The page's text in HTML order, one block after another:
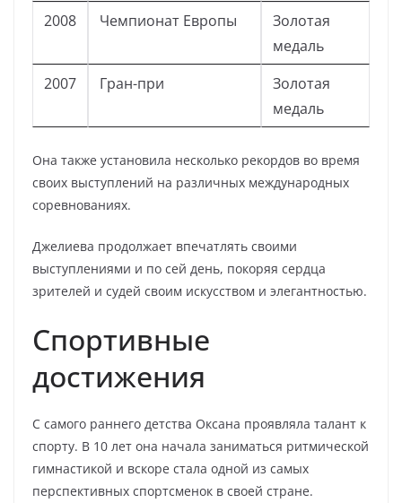
2008
Чемпионат Европы
Золотая
медаль
2007
Гран-при
Золотая
медаль
Она также установила несколько рекордов во время
своих выступлений на различных международных
соревнованиях.
Джелиева продолжает впечатлять своими
выступлениями и по сей день, покоряя сердца
зрителей и судей своим искусством и элегантностью.
Спортивные
достижения
С самого раннего детства Оксана проявляла талант к
спорту. В 10 лет она начала заниматься ритмической
гимнастикой и вскоре стала одной из самых
перспективных спортсменок в своей стране.